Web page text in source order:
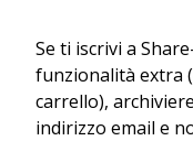
Se ti iscrivi a
funzionalità extra
carrello),
indirizzo email e